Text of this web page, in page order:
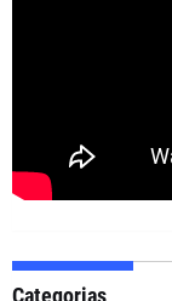
Categorias